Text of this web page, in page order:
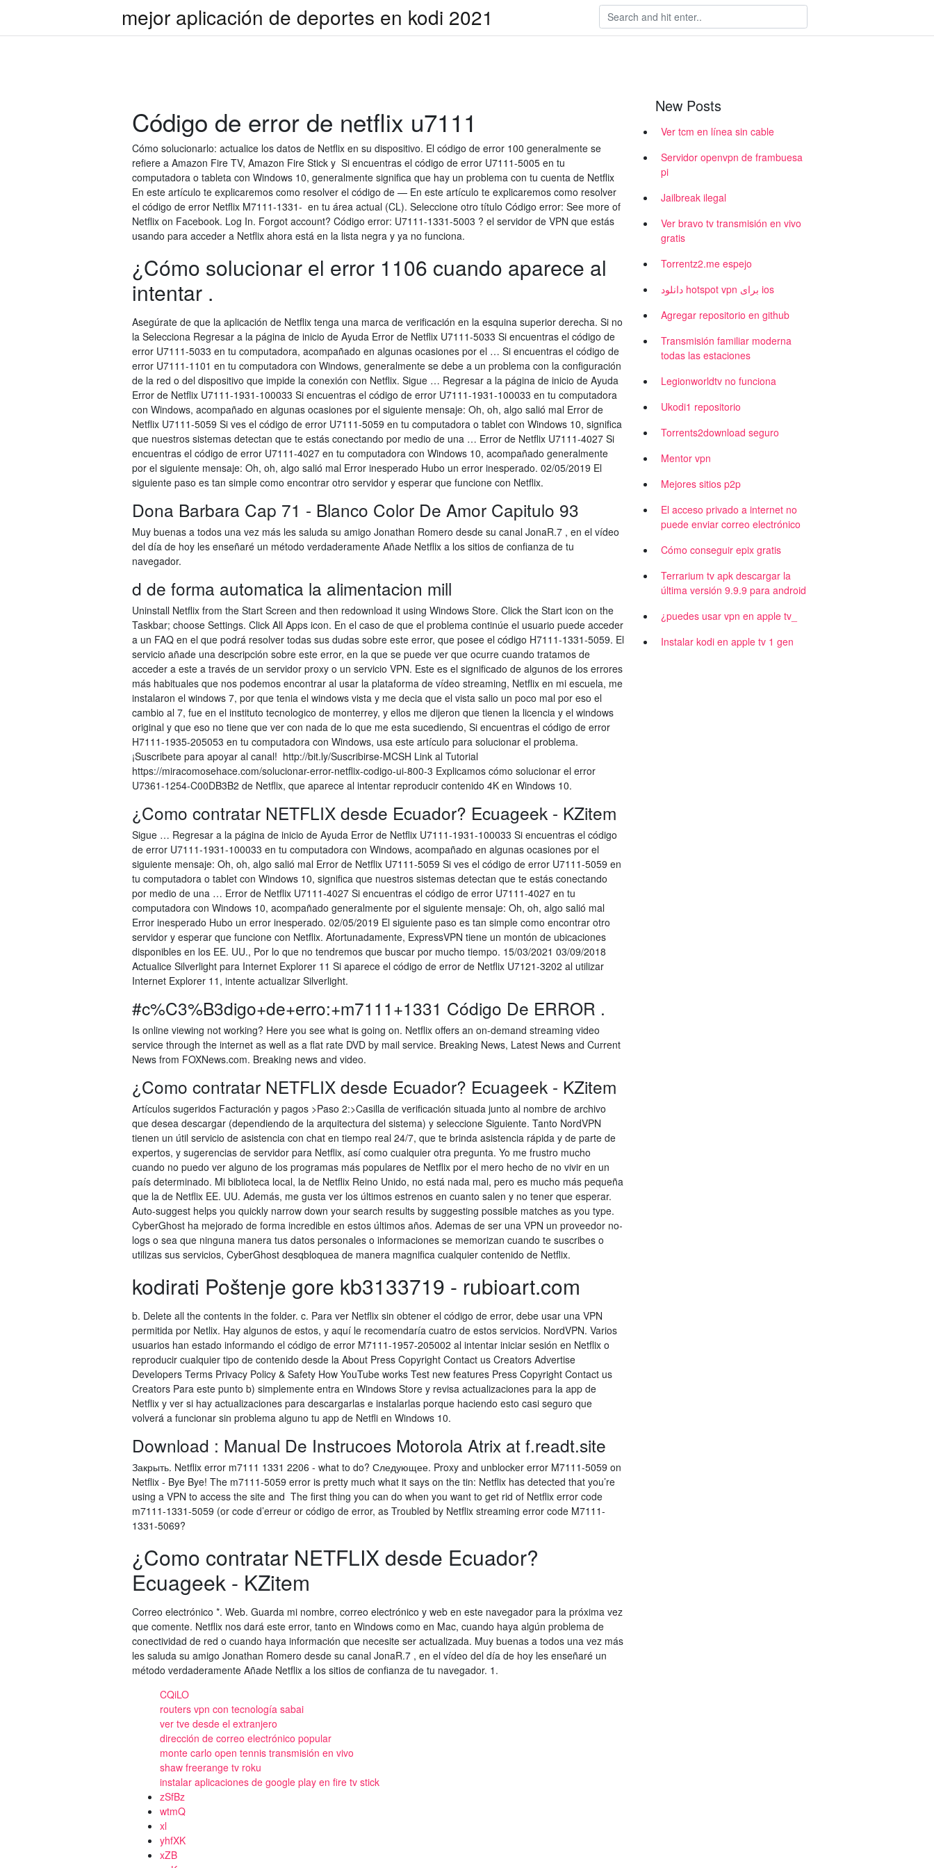
mejor aplicación de deportes en kodi 2021
Código de error de netflix u7111
Cómo solucionarlo: actualice los datos de Netflix en su dispositivo. El código de error 100 generalmente se
refiere a Amazon Fire TV, Amazon Fire Stick y Si encuentras el código de error U7111-5005 en tu
computadora o tableta con Windows 10, generalmente significa que hay un problema con tu cuenta de Netflix
En este artículo te explicaremos como resolver el código de — En este artículo te explicaremos como resolver
el código de error Netflix M7111-1331- en tu área actual (CL). Seleccione otro título Código error: See more of
Netflix on Facebook. Log In. Forgot account? Código error: U7111-1331-5003 ? el servidor de VPN que estás
usando para acceder a Netflix ahora está en la lista negra y ya no funciona.
¿Cómo solucionar el error 1106 cuando aparece al
intentar .
Asegúrate de que la aplicación de Netflix tenga una marca de verificación en la esquina superior derecha. Si no
la Selecciona Regresar a la página de inicio de Ayuda Error de Netflix U7111-5033 Si encuentras el código de
error U7111-5033 en tu computadora, acompañado en algunas ocasiones por el … Si encuentras el código de
error U7111-1101 en tu computadora con Windows, generalmente se debe a un problema con la configuración
de la red o del dispositivo que impide la conexión con Netflix. Sigue … Regresar a la página de inicio de Ayuda
Error de Netflix U7111-1931-100033 Si encuentras el código de error U7111-1931-100033 en tu computadora
con Windows, acompañado en algunas ocasiones por el siguiente mensaje: Oh, oh, algo salió mal Error de
Netflix U7111-5059 Si ves el código de error U7111-5059 en tu computadora o tablet con Windows 10, significa
que nuestros sistemas detectan que te estás conectando por medio de una … Error de Netflix U7111-4027 Si
encuentras el código de error U7111-4027 en tu computadora con Windows 10, acompañado generalmente
por el siguiente mensaje: Oh, oh, algo salió mal Error inesperado Hubo un error inesperado. 02/05/2019 El
siguiente paso es tan simple como encontrar otro servidor y esperar que funcione con Netflix.
Dona Barbara Cap 71 - Blanco Color De Amor Capitulo 93
Muy buenas a todos una vez más les saluda su amigo Jonathan Romero desde su canal JonaR.7 , en el vídeo
del día de hoy les enseñaré un método verdaderamente Añade Netflix a los sitios de confianza de tu
navegador.
d de forma automatica la alimentacion mill
Uninstall Netflix from the Start Screen and then redownload it using Windows Store. Click the Start icon on the
Taskbar; choose Settings. Click All Apps icon. En el caso de que el problema continúe el usuario puede acceder
a un FAQ en el que podrá resolver todas sus dudas sobre este error, que posee el código H7111-1331-5059. El
servicio añade una descripción sobre este error, en la que se puede ver que ocurre cuando tratamos de
acceder a este a través de un servidor proxy o un servicio VPN. Este es el significado de algunos de los errores
más habituales que nos podemos encontrar al usar la plataforma de vídeo streaming, Netflix en mi escuela, me
instalaron el windows 7, por que tenia el windows vista y me decia que el vista salio un poco mal por eso el
cambio al 7, fue en el instituto tecnologico de monterrey, y ellos me dijeron que tienen la licencia y el windows
original y que eso no tiene que ver con nada de lo que me esta sucediendo, Si encuentras el código de error
H7111-1935-205053 en tu computadora con Windows, usa este artículo para solucionar el problema.
¡Suscribete para apoyar al canal! ️ http://bit.ly/Suscribirse-MCSH ️Link al Tutorial ️
https://miracomosehace.com/solucionar-error-netflix-codigo-ui-800-3 Explicamos cómo solucionar el error
U7361-1254-C00DB3B2 de Netflix, que aparece al intentar reproducir contenido 4K en Windows 10.
¿Como contratar NETFLIX desde Ecuador? Ecuageek - KZitem
Sigue … Regresar a la página de inicio de Ayuda Error de Netflix U7111-1931-100033 Si encuentras el código
de error U7111-1931-100033 en tu computadora con Windows, acompañado en algunas ocasiones por el
siguiente mensaje: Oh, oh, algo salió mal Error de Netflix U7111-5059 Si ves el código de error U7111-5059 en
tu computadora o tablet con Windows 10, significa que nuestros sistemas detectan que te estás conectando
por medio de una … Error de Netflix U7111-4027 Si encuentras el código de error U7111-4027 en tu
computadora con Windows 10, acompañado generalmente por el siguiente mensaje: Oh, oh, algo salió mal
Error inesperado Hubo un error inesperado. 02/05/2019 El siguiente paso es tan simple como encontrar otro
servidor y esperar que funcione con Netflix. Afortunadamente, ExpressVPN tiene un montón de ubicaciones
disponibles en los EE. UU., Por lo que no tendremos que buscar por mucho tiempo. 15/03/2021 03/09/2018
Actualice Silverlight para Internet Explorer 11 Si aparece el código de error de Netflix U7121-3202 al utilizar
Internet Explorer 11, intente actualizar Silverlight.
#c%C3%B3digo+de+erro:+m7111+1331 Código De ERROR .
Is online viewing not working? Here you see what is going on. Netflix offers an on-demand streaming video
service through the internet as well as a flat rate DVD by mail service. Breaking News, Latest News and Current
News from FOXNews.com. Breaking news and video.
¿Como contratar NETFLIX desde Ecuador? Ecuageek - KZitem
Artículos sugeridos Facturación y pagos >Paso 2:>Casilla de verificación situada junto al nombre de archivo
que desea descargar (dependiendo de la arquitectura del sistema) y seleccione Siguiente. Tanto NordVPN
tienen un útil servicio de asistencia con chat en tiempo real 24/7, que te brinda asistencia rápida y de parte de
expertos, y sugerencias de servidor para Netflix, así como cualquier otra pregunta. Yo me frustro mucho
cuando no puedo ver alguno de los programas más populares de Netflix por el mero hecho de no vivir en un
país determinado. Mi biblioteca local, la de Netflix Reino Unido, no está nada mal, pero es mucho más pequeña
que la de Netflix EE. UU. Además, me gusta ver los últimos estrenos en cuanto salen y no tener que esperar.
Auto-suggest helps you quickly narrow down your search results by suggesting possible matches as you type.
CyberGhost ha mejorado de forma incredible en estos últimos años. Ademas de ser una VPN un proveedor no-
logs o sea que ninguna manera tus datos personales o informaciones se memorizan cuando te suscribes o
utilizas sus servicios, CyberGhost desqbloquea de manera magnifica cualquier contenido de Netflix.
kodirati Poštenje gore kb3133719 - rubioart.com
b. Delete all the contents in the folder. c. Para ver Netflix sin obtener el código de error, debe usar una VPN
permitida por Netlix. Hay algunos de estos, y aquí le recomendaría cuatro de estos servicios. NordVPN. Varios
usuarios han estado informando el código de error M7111-1957-205002 al intentar iniciar sesión en Netflix o
reproducir cualquier tipo de contenido desde la About Press Copyright Contact us Creators Advertise
Developers Terms Privacy Policy & Safety How YouTube works Test new features Press Copyright Contact us
Creators Para este punto b) simplemente entra en Windows Store y revisa actualizaciones para la app de
Netflix y ver si hay actualizaciones para descargarlas e instalarlas porque haciendo esto casi seguro que
volverá a funcionar sin problema alguno tu app de Netfli en Windows 10.
Download : Manual De Instrucoes Motorola Atrix at f.readt.site
Закрыть. Netflix error m7111 1331 2206 - what to do? Следующее. Proxy and unblocker error M7111-5059 on
Netflix - Bye Bye! The m7111-5059 error is pretty much what it says on the tin: Netflix has detected that you’re
using a VPN to access the site and The first thing you can do when you want to get rid of Netflix error code
m7111-1331-5059 (or code d’erreur or código de error, as Troubled by Netflix streaming error code M7111-
1331-5069?
¿Como contratar NETFLIX desde Ecuador?
Ecuageek - KZitem
Correo electrónico *. Web. Guarda mi nombre, correo electrónico y web en este navegador para la próxima vez
que comente. Netflix nos dará este error, tanto en Windows como en Mac, cuando haya algún problema de
conectividad de red o cuando haya información que necesite ser actualizada. Muy buenas a todos una vez más
les saluda su amigo Jonathan Romero desde su canal JonaR.7 , en el vídeo del día de hoy les enseñaré un
método verdaderamente Añade Netflix a los sitios de confianza de tu navegador. 1.
CQiLO
routers vpn con tecnología sabai
ver tve desde el extranjero
dirección de correo electrónico popular
monte carlo open tennis transmisión en vivo
shaw freerange tv roku
instalar aplicaciones de google play en fire tv stick
zSfBz
wtmQ
xl
yhfXK
xZB
New Posts
Ver tcm en línea sin cable
Servidor openvpn de frambuesa
pi
Jailbreak ilegal
Ver bravo tv transmisión en vivo
gratis
Torrentz2.me espejo
دانلود hotspot vpn برای ios
Agregar repositorio en github
Transmisión familiar moderna
todas las estaciones
Legionworldtv no funciona
Ukodi1 repositorio
Torrents2download seguro
Mentor vpn
Mejores sitios p2p
El acceso privado a internet no
puede enviar correo electrónico
Cómo conseguir epix gratis
Terrarium tv apk descargar la
última versión 9.9.9 para android
¿puedes usar vpn en apple tv_
Instalar kodi en apple tv 1 gen